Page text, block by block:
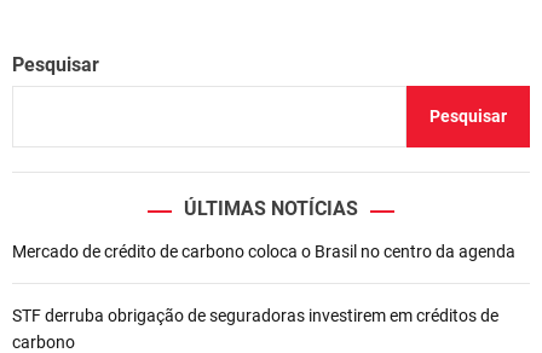
a
ã
d
e
P
Pesquisar
Pesquisar
ÚLTIMAS NOTÍCIAS
Mercado de crédito de carbono coloca o Brasil no centro da agenda
STF derruba obrigação de seguradoras investirem em créditos de
carbono